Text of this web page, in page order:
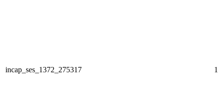
incap_ses_1372_275317